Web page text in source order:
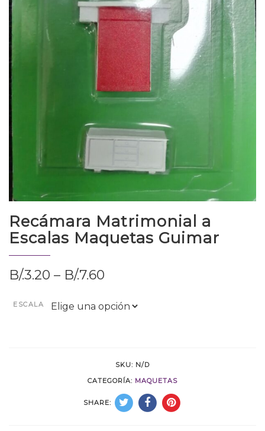
Recámara Matrimonial a
Escalas Maquetas Guimar
B/.3.20 – B/.7.60
ESCALA
SKU: N/D
CATEGORÍA: MAQUETAS
SHARE: